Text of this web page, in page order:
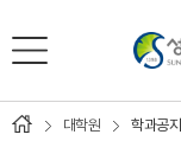
대학원 학과공지